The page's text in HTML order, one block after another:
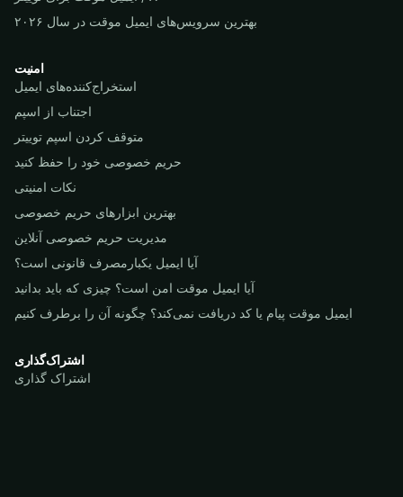
بهترین سرویس‌های ایمیل موقت در سال ۲۰۲۶
امنیت
استخراج‌کننده‌های ایمیل
اجتناب از اسپم
متوقف کردن اسپم توییتر
حریم خصوصی خود را حفظ کنید
نکات امنیتی
بهترین ابزارهای حریم خصوصی
مدیریت حریم خصوصی آنلاین
آیا ایمیل یکبارمصرف قانونی است؟
آیا ایمیل موقت امن است؟ چیزی که باید بدانید
ایمیل موقت پیام یا کد دریافت نمی‌کند؟ چگونه آن را برطرف کنیم
اشتراک‌گذاری
اشتراک گذاری